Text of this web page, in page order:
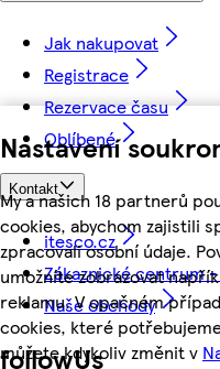
Nastavení
My a našich 18 partnerů
cookies, abychom zajistili
zpracovali osobní údaje.
umožníte zobrazovat
reklamu. V opačném
cookies, které
můžete kdykoliv změnit v
Jak nakupovat
Registrace
Rezervace času
Oblíbené
Kontakt
itesco.cz
Zákaznické centrum
Naše obchody
followUs